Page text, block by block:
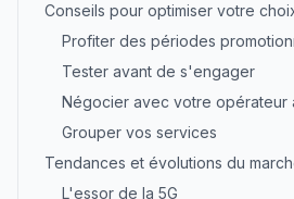
Conseils pour optimiser votre
Profiter des périodes
Tester avant de s'engager
Négocier avec votre opérateur
Grouper vos services
Tendances et évolutions du
L'essor de la 5G